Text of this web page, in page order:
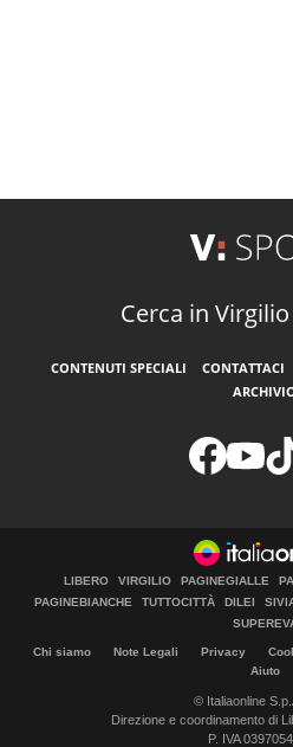
Cerca in
CONTENUTI SPECIALI CONTATTACI
LIBERO VIRGILIO PAGINEGIALLE
PAGINEBIANCHE
TUTTOCITTÀ DILEI
Chi siamo Note Legali Privacy
Aiuto
© Italiaonline
Direzione e coordinamento di
P. IVA